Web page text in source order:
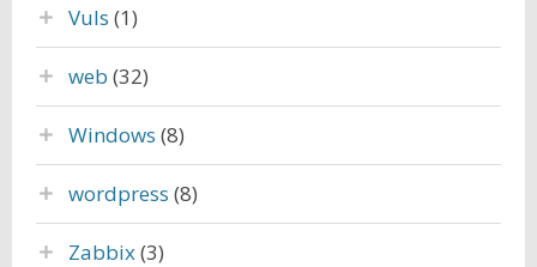
Vuls (1)
web (32)
Windows (8)
wordpress (8)
Zabbix(3)